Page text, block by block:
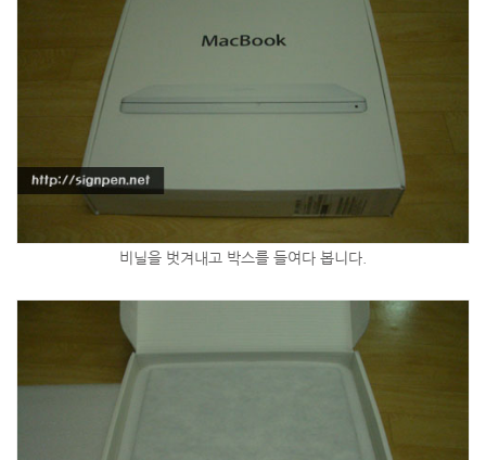
비닐을 벗겨내고 박스를 들여다 봅니다.